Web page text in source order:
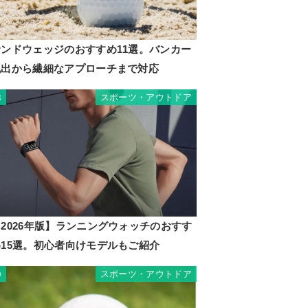
ドウェッジのおすすめ11選。バンカー
から繊細なアプローチまで対応
スポーツ・アウトドア
年版】ランニングウォッチのおすす
選。初心者向けモデルもご紹介
スポーツ・アウトドア